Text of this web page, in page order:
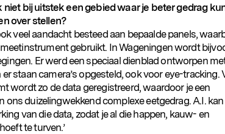
niet bij uitstek een gebied waar je beter gedrag
over stellen?
veel aandacht besteed aan bepaalde panels,
gebruikt. In Wageningen wordt
Er werd een speciaal dienblad ontworpen
staan camera’s opgesteld, ook voor eye-tracking.
wordt zo de data geregistreerd, waardoor je een
ons duizelingwekkend complexe eetgedrag. A.I. kan
van die data, zodat je al die happen, kauw- en
te turven.’